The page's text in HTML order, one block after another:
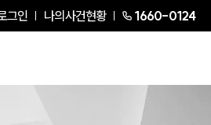
그인 나의사건현황 1660-0124